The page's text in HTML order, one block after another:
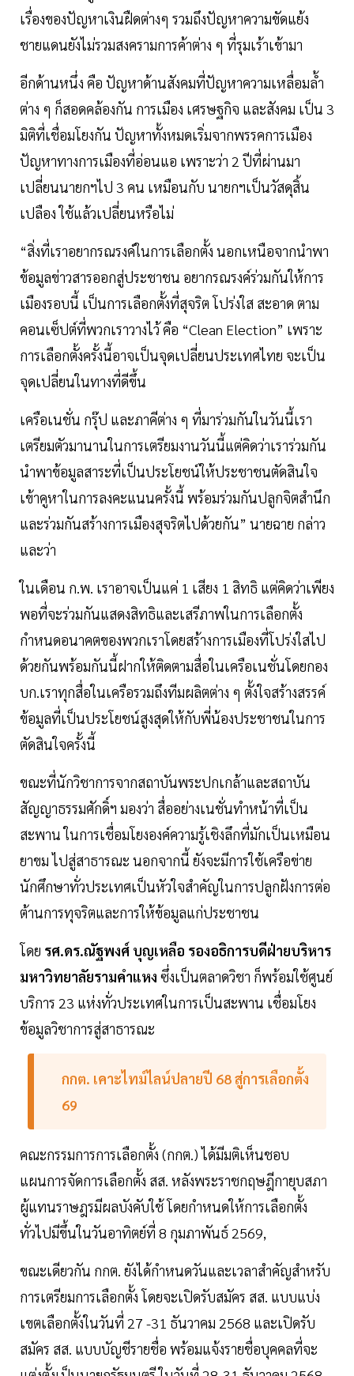
เรื่องของปัญหาเงินฝืดต่างๆ รวมถึงปัญหาความขัดแย้ง
ชายแดนยังไม่รวมสงครามการค้าต่าง ๆ ที่รุมเร้าเข้ามา
อีกด้านหนึ่ง คือ ปัญหาด้านสังคมที่ปัญหาความเหลื่อมล้ำ
ต่าง ๆ ก็สอดคล้องกัน การเมือง เศรษฐกิจ และสังคม เป็น 3
มิติที่เชื่อมโยงกัน ปัญหาทั้งหมดเริ่มจากพรรคการเมือง
ปัญหาทางการเมืองที่อ่อนแอ เพราะว่า 2 ปีที่ผ่านมา
เปลี่ยนนายกฯไป 3 คน เหมือนกับ นายกฯเป็นวัสดุสิ้น
เปลือง ใช้แล้วเปลี่ยนหรือไม่
“สิ่งที่เราอยากรณรงค์ในการเลือกตั้ง นอกเหนือจากนำพา
ข้อมูลข่าวสารออกสู่ประชาชน อยากรณรงค์ร่วมกันให้การ
เมืองรอบนี้ เป็นการเลือกตั้งที่สุจริต โปร่งใส สะอาด ตาม
คอนเซ็ปต์ที่พวกเราวางไว้ คือ “Clean Election” เพราะ
การเลือกตั้งครั้งนี้อาจเป็นจุดเปลี่ยนประเทศไทย จะเป็น
จุดเปลี่ยนในทางที่ดีขึ้น
เครือเนชั่น กรุ๊ป และภาคีต่าง ๆ ที่มาร่วมกันในวันนี้เรา
เตรียมตัวมานานในการเตรียมงานวันนี้แต่คิดว่าเราร่วมกัน
นำพาข้อมูลสาระที่เป็นประโยชน์ให้ประชาชนตัดสินใจ
เข้าคูหาในการลงคะแนนครั้งนี้ พร้อมร่วมกันปลูกจิตสำนึก
และร่วมกันสร้างการเมืองสุจริตไปด้วยกัน” นายฉาย กล่าว
และว่า
ในเดือน ก.พ. เราอาจเป็นแค่ 1 เสียง 1 สิทธิ แต่คิดว่าเพียง
พอที่จะร่วมกันแสดงสิทธิและเสรีภาพในการเลือกตั้ง
กำหนดอนาคตของพวกเราโดยสร้างการเมืองที่โปร่งใสไป
ด้วยกันพร้อมกันนี้ฝากให้ติดตามสื่อในเครือเนชั่นโดยกอง
บก.เราทุกสื่อในเครือรวมถึงทีมผลิตต่าง ๆ ตั้งใจสร้างสรรค์
ข้อมูลที่เป็นประโยชน์สูงสุดให้กับพี่น้องประชาชนในการ
ตัดสินใจครั้งนี้
ขณะที่นักวิชาการจากสถาบันพระปกเกล้าและสถาบัน
สัญญาธรรมศักดิ์ฯ มองว่า สื่ออย่างเนชั่นทำหน้าที่เป็น
สะพาน ในการเชื่อมโยงองค์ความรู้เชิงลึกที่มักเป็นเหมือน
ยาขม ไปสู่สาธารณะ นอกจากนี้ ยังจะมีการใช้เครือข่าย
นักศึกษาทั่วประเทศเป็นหัวใจสำคัญในการปลูกฝังการต่อ
ต้านการทุจริตและการให้ข้อมูลแก่ประชาชน
โดย รศ.ดร.ณัฐพงศ์ บุญเหลือ รองอธิการบดีฝ่ายบริหาร
มหาวิทยาลัยรามคำแหง ซึ่งเป็นตลาดวิชา ก็พร้อมใช้ศูนย์
บริการ 23 แห่งทั่วประเทศในการเป็นสะพาน เชื่อมโยง
ข้อมูลวิชาการสู่สาธารณะ
กกต. เคาะไทม์ไลน์ปลายปี 68 สู่การเลือกตั้ง
69
คณะกรรมการการเลือกตั้ง (กกต.) ได้มีมติเห็นชอบ
แผนการจัดการเลือกตั้ง สส. หลังพระราชกฤษฎีกายุบสภา
ผู้แทนราษฎรมีผลบังคับใช้ โดยกำหนดให้การเลือกตั้ง
ทั่วไปมีขึ้นในวันอาทิตย์ที่ 8 กุมภาพันธ์ 2569,
ขณะเดียวกัน กกต. ยังได้กำหนดวันและเวลาสำคัญสำหรับ
การเตรียมการเลือกตั้ง โดยจะเปิดรับสมัคร สส. แบบแบ่ง
เขตเลือกตั้งในวันที่ 27 -31 ธันวาคม 2568 และเปิดรับ
สมัคร สส. แบบบัญชีรายชื่อ พร้อมแจ้งรายชื่อบุคคลที่จะ